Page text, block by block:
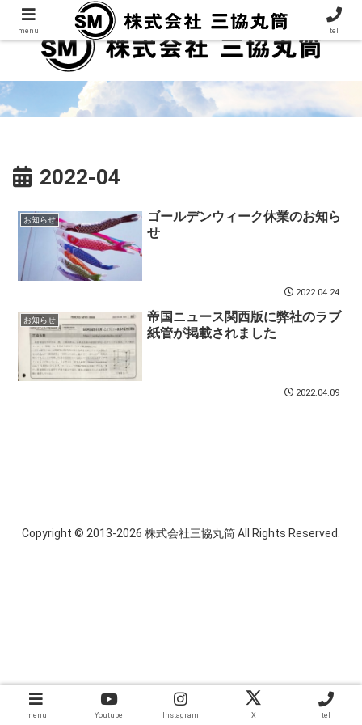
2022-04
お知らせ
ゴールデンウィーク休業のお知ら
せ
2022.04.24
お知らせ
帝国ニュース関西版に弊社のラブ
紙管が掲載されました
2022.04.09
Copyright © 2013-2026 株式会社三協丸筒 All Rights Reserved.
menu tel
menu Youtube Instagram X tel